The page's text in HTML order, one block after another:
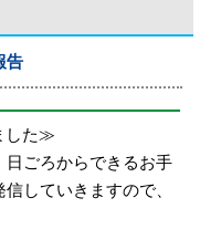
告
した≫
日ごろからできるお手
していきますので、